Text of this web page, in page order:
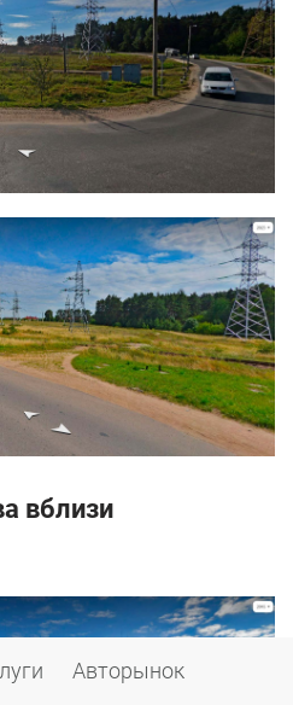
вблизи
Авторынок